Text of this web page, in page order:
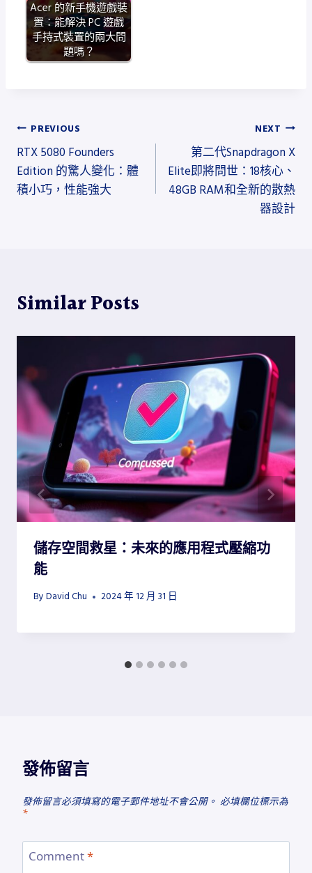
Acer 的新手機遊戲裝
置：能解決 PC 遊戲
手持式裝置的兩大問
題嗎？
文
章
導
PREVIOUS
RTX 5080 Founders
Edition 的驚人變化：體
積小巧，性能強大
NEXT
第二代Snapdragon X
Elite即將問世：18核心、
48GB RAM和全新的散熱
器設計
Similar Posts
儲存空間救星：未來的應用程式壓縮功
能
By David Chu 2024 年 12 月 31 日
發佈留言
發佈留言必須填寫的電子郵件地址不會公開。 必填欄位標示為
*
Comment*